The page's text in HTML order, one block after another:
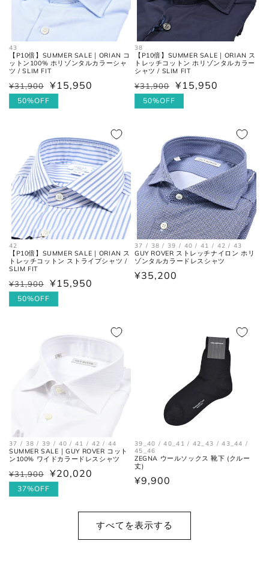
43
【P10倍】SUMMER SALE｜ORIAN コ
ットン100% ホリゾンタルカラーシャ
ツ / SLIM FIT
通
常
¥31,900
セ
ー
¥15,950
50%OFF
38
【P10倍】SUMMER SALE｜ORIAN ス
トレッチコットン ホリゾンタルカラー
シャツ / SLIM FIT
通
常
¥31,900
セ
ー
¥15,950
50%OFF
42
【P10倍】SUMMER SALE｜ORIAN ス
トレッチコットン ストライプシャツ /
SLIM FIT
通
常
¥31,900
セ
ー
¥15,950
50%OFF
37 / 38 / 39 / 40 / 41 / 42 / 43
GUY ROVER ストレッチナイロン ホリ
ゾンタルカラードレスシャツ
通
¥35,200
37 / 38 / 39 / 40 / 41 / 42 / 44
SUMMER SALE｜GUY ROVER コット
ン100% ワイドカラードレスシャツ
通
常
¥31,900
セ
ー
¥20,020
37%OFF
39_40 / 40_41 / 42_43 / 43_44 /
45_46
ZEGNA ウールソックス 靴下 (クルー
丈)
通
価
格
¥9,900
すべてを表示する